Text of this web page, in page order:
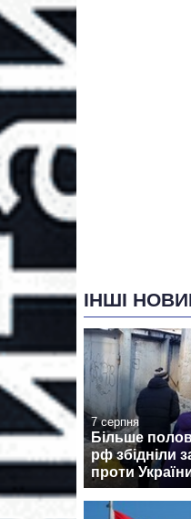
ІНШІ
7 серпня
Більше
рф збідніли
проти